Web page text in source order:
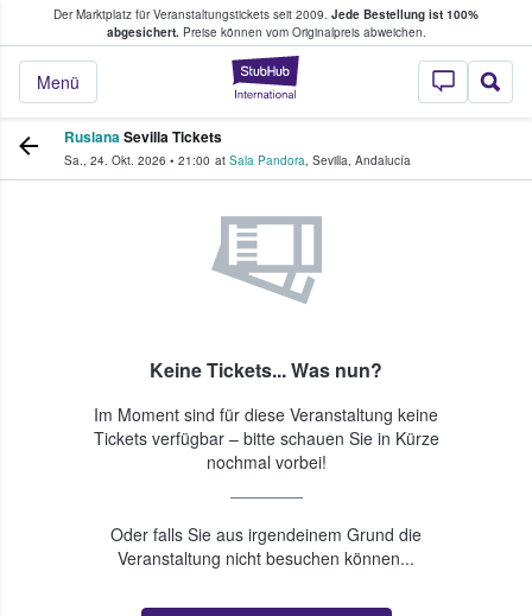
Der Marktplatz für Veranstaltungstickets seit 2009. Jede Bestellung ist 100%
abgesichert.Preise können vom Originalpreis abweichen.
StubHub - Wo
Menü
Tickets kaufen & verkaufen
RuslanaSevilla Tickets
Sa., 24. Okt. 2026 • 21:00 at Sala Pandora, Sevilla, Andalucía
Keine Tickets... Was nun?
Im Moment sind für diese Veranstaltung keine
Tickets verfügbar – bitte schauen Sie in Kürze
nochmal vorbei!
Oder falls Sie aus irgendeinem Grund die
Veranstaltung nicht besuchen können...